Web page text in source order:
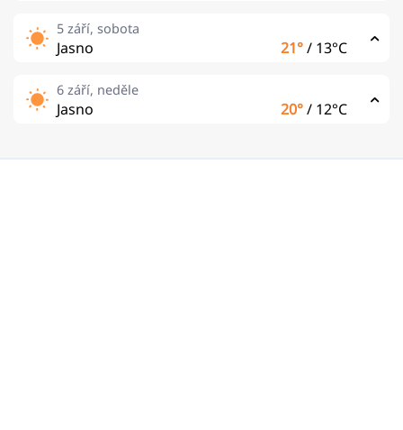
5 září, sobota
Jasno 21°/ 13°C
6 září, neděle
Jasno 20°/ 12°C